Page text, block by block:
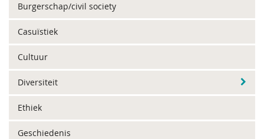
Burgerschap/civil society
Casuïstiek
Cultuur
Diversiteit
Ethiek
Geschiedenis